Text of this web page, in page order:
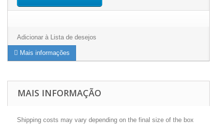
Adicionar à Lista de desejos
Mais informações
MAIS INFORMAÇÃO
Shipping costs may vary depending on the final size of the box